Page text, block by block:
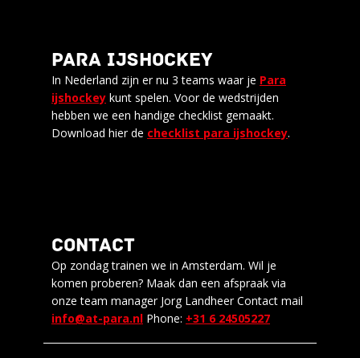
PARA IJSHOCKEY
In Nederland zijn er nu 3 teams waar je Para
ijshockey kunt spelen. Voor de wedstrijden
hebben we een handige checklist gemaakt.
Download hier de checklist para ijshockey.
CONTACT
Op zondag trainen we in Amsterdam. Wil je
komen proberen? Maak dan een afspraak via
onze team manager Jorg Landheer Contact mail
info@at-para.nl Phone: +31 6 24505227